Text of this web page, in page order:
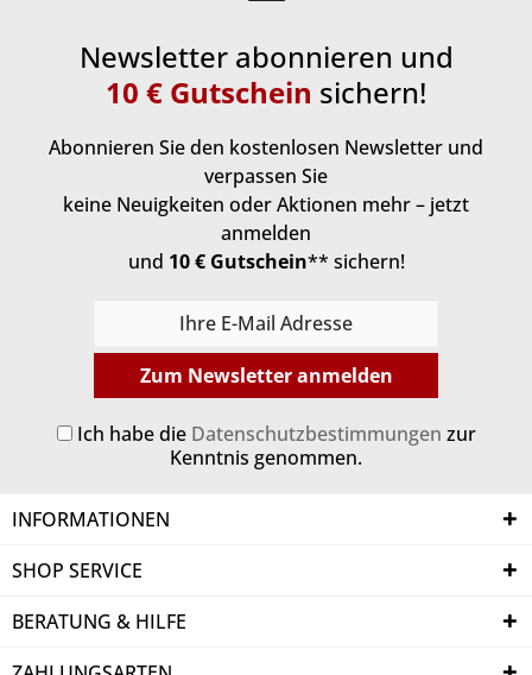
Newsletter abonnieren und
10 € Gutschein sichern!
Abonnieren Sie den kostenlosen Newsletter und
verpassen Sie
keine Neuigkeiten oder Aktionen mehr – jetzt
anmelden
und 10 € Gutschein** sichern!
Zum Newsletter anmelden
Ich habe die Datenschutzbestimmungen zur
Kenntnis genommen.
INFORMATIONEN
SHOP SERVICE
BERATUNG & HILFE